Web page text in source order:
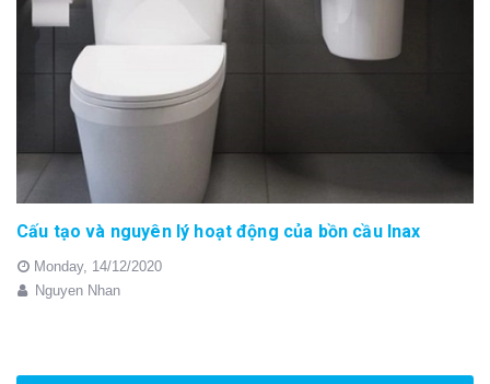
Cấu tạo và nguyên lý hoạt động của bồn cầu Inax
Monday, 14/12/2020
Nguyen Nhan